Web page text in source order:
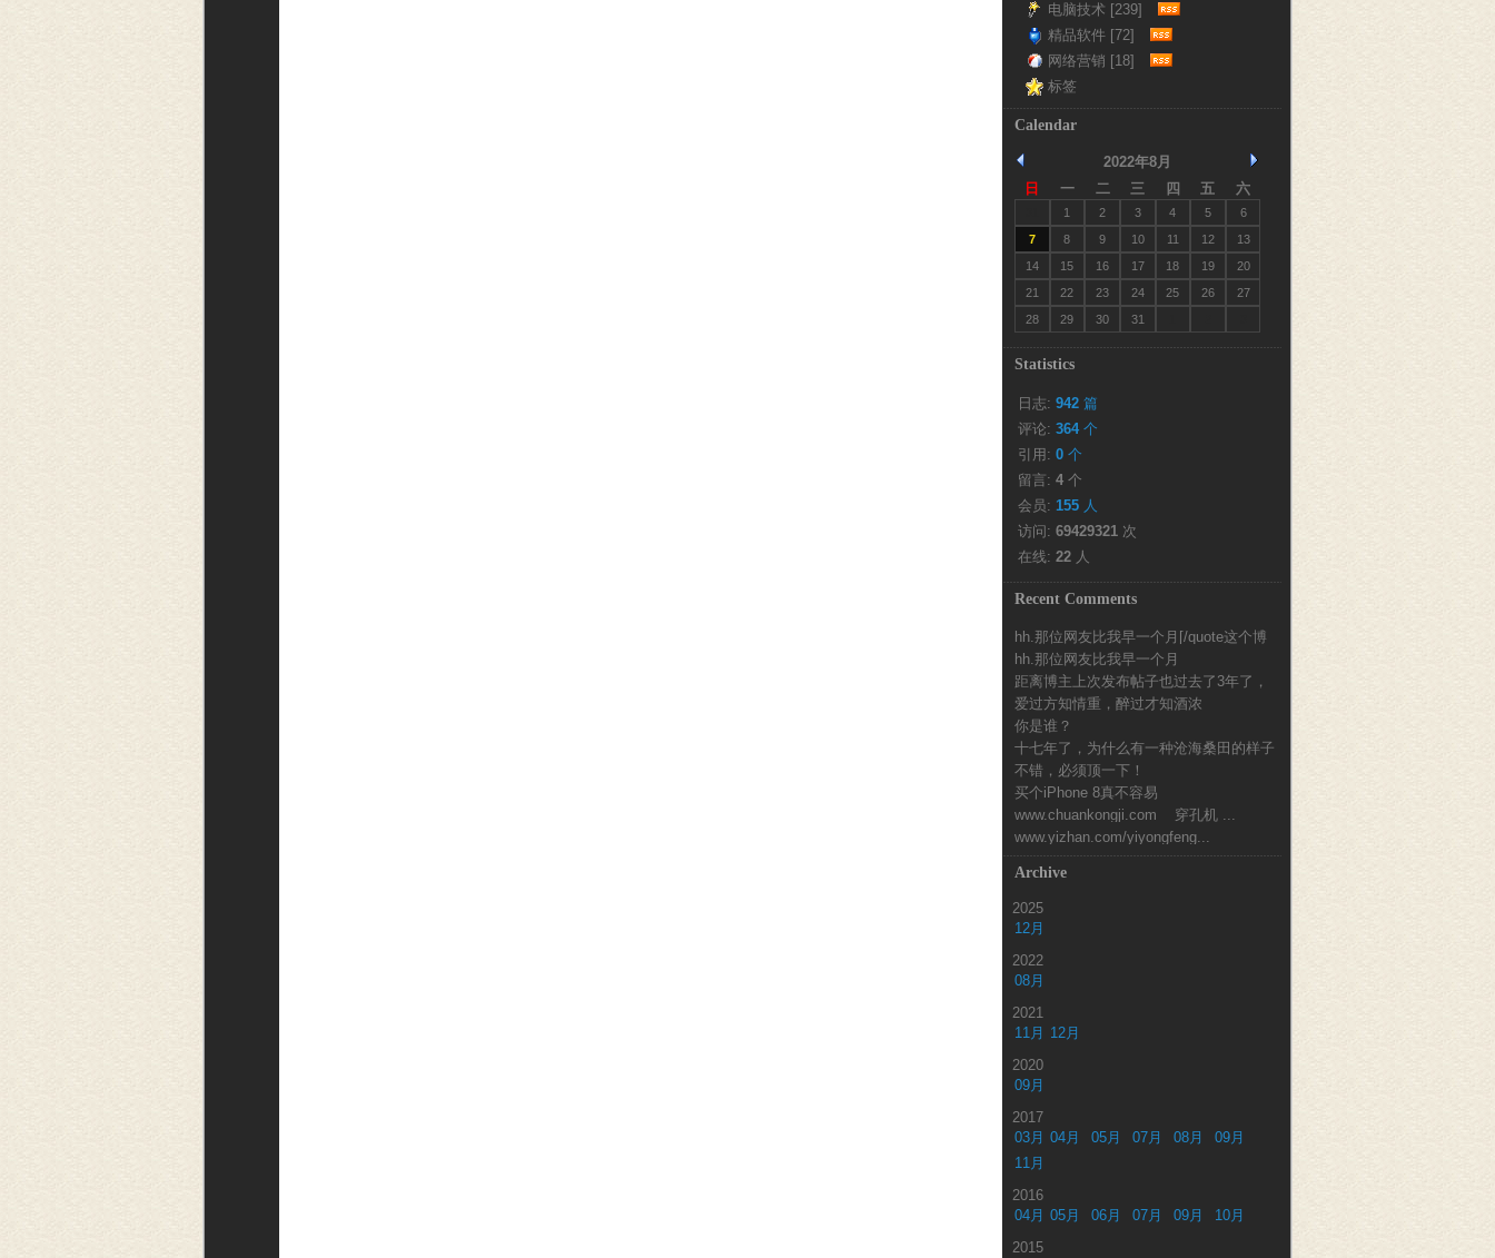
电脑技术 [239]
精品软件 [72]
网络营销 [18]
标签
Calendar
2022年8月
日
一 二 三 四 五 六
1 2 3 4 5
6
7
8 9 10 11 12
13
14
15 16 17 18 19
20
21
22 23 24 25 26
27
28
29 30 31
Statistics
日志: 942 篇
评论: 364个
引用: 0 个
留言: 4 个
会员: 155 人
访问: 69429321 次
在线: 22 人
Recent Comments
hh.那位网友比我早一个月[/quote这个博
客也...
hh.那位网友比我早一个月
距离博主上次发布帖子也过去了3年了，
时间真的好快...
爱过方知情重，醉过才知酒浓
你是谁？
十七年了，为什么有一种沧海桑田的样子
不错，必须顶一下！
买个iPhone 8真不容易
www.chuankongji.com 穿孔机 ...
www.yizhan.com/yiyongfeng...
Archive
2025
12月
2022
08月
2021
11月
12月
2020
09月
2017
03月 04月 05月 07月 08月
09月
11月
2016
04月 05月 06月 07月 09月
10月
2015